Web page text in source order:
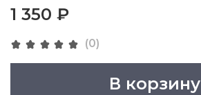
(0)
1 350 ₽
В корзину